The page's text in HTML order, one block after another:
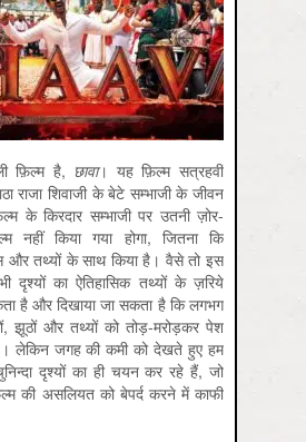
फ़िल्म है, छावा। यह फ़िल्म सत्रहवीं
राजा शिवाजी के बेटे सम्भाजी के जीवन
के किरदार सम्भाजी पर उतनी ज़ोर-
नहीं किया गया होगा, जितना कि
और तथ्यों के साथ किया है। वैसे तो इस
दृश्यों का ऐतिहासिक तथ्यों के ज़रिये
है और दिखाया जा सकता है कि लगभग
झूठों और तथ्यों को तोड़-मरोड़कर पेश
लेकिन जगह की कमी को देखते हुए हम
दृश्यों का ही चयन कर रहे हैं, जो
की असलियत को बेपर्द करने में काफी